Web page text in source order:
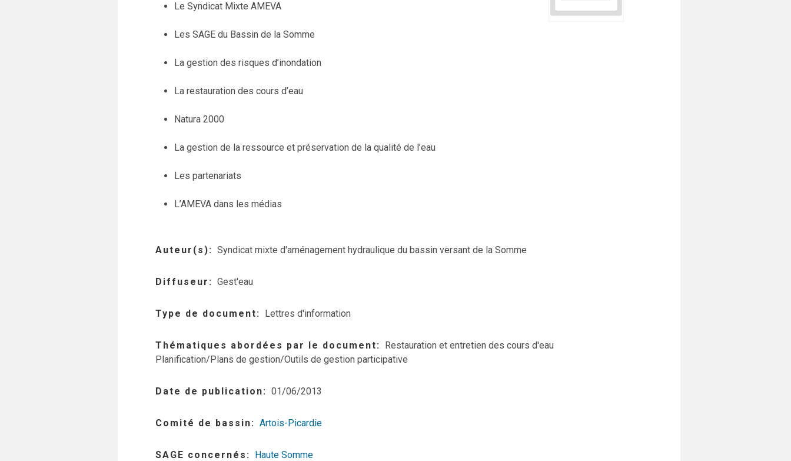
Le Syndicat Mixte AMEVA
Les SAGE du Bassin de la Somme
La gestion des risques d’inondation
La restauration des cours d’eau
Natura 2000
La gestion de la ressource et préservation de la qualité de l’eau
Les partenariats
L’AMEVA dans les médias
Auteur(s) Syndicat mixte d'aménagement hydraulique du bassin versant de la Somme
Diffuseur Gest'eau
Type de document Lettres d'information
Thématiques abordées par le document
Restauration et entretien des cours d'eau
Planification/Plans de gestion/Outils de gestion participative
Date de publication 01/06/2013
Comité de bassin Artois-Picardie
SAGE concernés Haute Somme